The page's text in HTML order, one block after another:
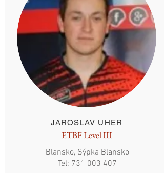
JAROSLAV UHER
ETBF Level III
Blansko, Sýpka Blansko
Tel: 731 003 407